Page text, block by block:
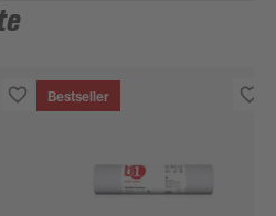
Bestseller